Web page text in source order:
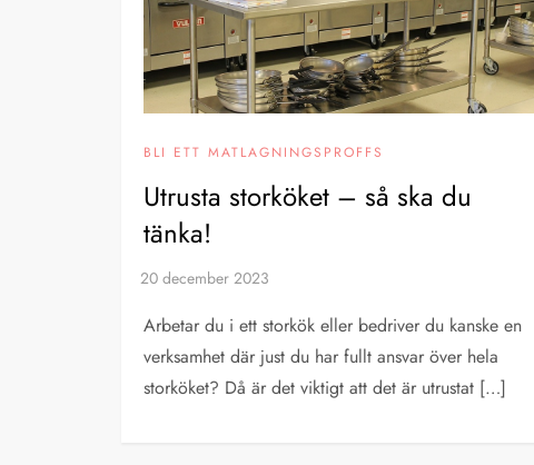
BLI ETT MATLAGNINGSPROFFS
Utrusta storköket – så ska du
tänka!
Arbetar du i ett storkök eller bedriver du kanske en
verksamhet där just du har fullt ansvar över hela
storköket? Då är det viktigt att det är utrustat […]